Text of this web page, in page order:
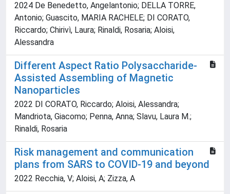
2024 De Benedetto, Angelantonio; DELLA TORRE,
Antonio; Guascito, MARIA RACHELE; DI CORATO,
Riccardo; Chirivì, Laura; Rinaldi, Rosaria; Aloisi,
Alessandra
Different Aspect Ratio Polysaccharide-
Assisted Assembling of Magnetic
Nanoparticles
2022 DI CORATO, Riccardo; Aloisi, Alessandra;
Mandriota, Giacomo; Penna, Anna; Slavu, Laura M.;
Rinaldi, Rosaria
Risk management and communication
plans from SARS to COVID-19 and beyond
2022 Recchia, V; Aloisi, A; Zizza, A